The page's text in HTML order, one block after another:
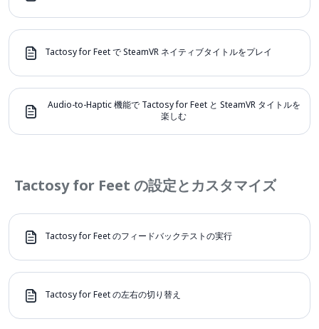
Tactosy for Feet で SteamVR ネイティブタイトルをプレイ
Audio-to-Haptic 機能で Tactosy for Feet と SteamVR タイトルを
楽しむ
Tactosy for Feet の設定とカスタマイズ
Tactosy for Feet のフィードバックテストの実行
Tactosy for Feet の左右の切り替え